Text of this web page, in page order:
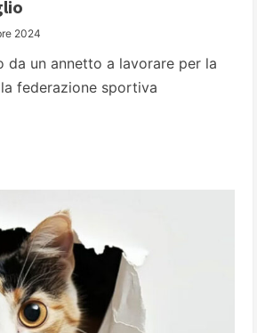
2024
da un annetto a lavorare per la
federazione sportiva